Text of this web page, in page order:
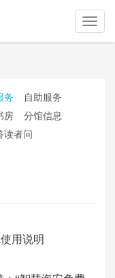
务
自助服务
房
分馆信息
读者问
用说明